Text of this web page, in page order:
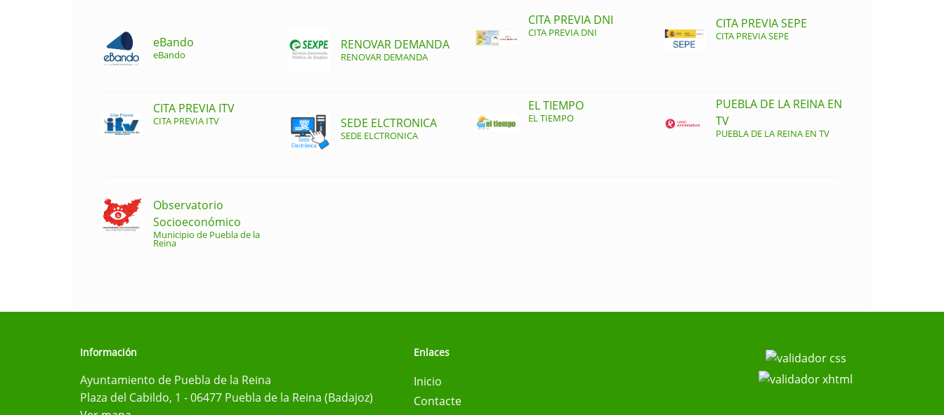
eBando
eBando
RENOVAR DEMANDA
RENOVAR DEMANDA
CITA PREVIA DNI
CITA PREVIA DNI
CITA PREVIA SEPE
CITA PREVIA SEPE
CITA PREVIA ITV
CITA PREVIA ITV SEDE ELCTRONICA
SEDE ELCTRONICA
EL TIEMPO
EL TIEMPO
PUEBLA DE LA REINA EN
TV
PUEBLA DE LA REINA EN TV
Observatorio
Socioeconómico
Municipio de Puebla de la
Reina
Información
Ayuntamiento de Puebla de la Reina
Plaza del Cabildo, 1 - 06477 Puebla de la Reina (Badajoz)
Enlaces
Inicio
Contacte